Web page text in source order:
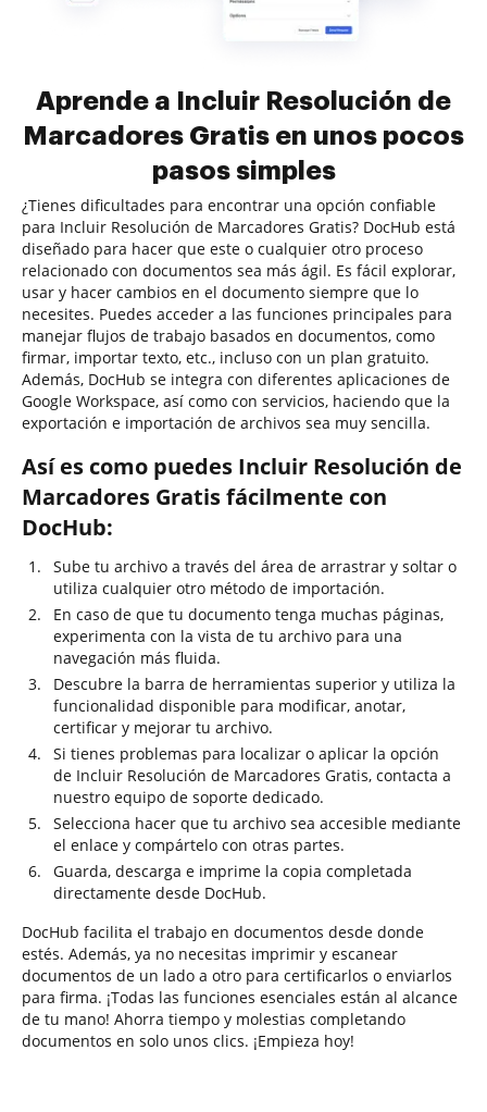
Aprende a Incluir Resolución de
Marcadores Gratis en unos pocos
pasos simples
¿Tienes dificultades para encontrar una opción confiable
para Incluir Resolución de Marcadores Gratis? DocHub está
diseñado para hacer que este o cualquier otro proceso
relacionado con documentos sea más ágil. Es fácil explorar,
usar y hacer cambios en el documento siempre que lo
necesites. Puedes acceder a las funciones principales para
manejar flujos de trabajo basados en documentos, como
firmar, importar texto, etc., incluso con un plan gratuito.
Además, DocHub se integra con diferentes aplicaciones de
Google Workspace, así como con servicios, haciendo que la
exportación e importación de archivos sea muy sencilla.
Así es como puedes Incluir Resolución de
Marcadores Gratis fácilmente con
DocHub:
Sube tu archivo a través del área de arrastrar y soltar o
utiliza cualquier otro método de importación.
En caso de que tu documento tenga muchas páginas,
experimenta con la vista de tu archivo para una
navegación más fluida.
Descubre la barra de herramientas superior y utiliza la
funcionalidad disponible para modificar, anotar,
certificar y mejorar tu archivo.
Si tienes problemas para localizar o aplicar la opción
de Incluir Resolución de Marcadores Gratis, contacta a
nuestro equipo de soporte dedicado.
Selecciona hacer que tu archivo sea accesible mediante
el enlace y compártelo con otras partes.
Guarda, descarga e imprime la copia completada
directamente desde DocHub.
DocHub facilita el trabajo en documentos desde donde
estés. Además, ya no necesitas imprimir y escanear
documentos de un lado a otro para certificarlos o enviarlos
para firma. ¡Todas las funciones esenciales están al alcance
de tu mano! Ahorra tiempo y molestias completando
documentos en solo unos clics. ¡Empieza hoy!